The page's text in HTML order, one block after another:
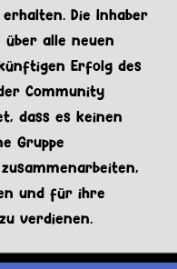
Die Inhaber
über alle neuen
Erfolg des
Community
dass es keinen
Gruppe
und für ihre
verdienen.